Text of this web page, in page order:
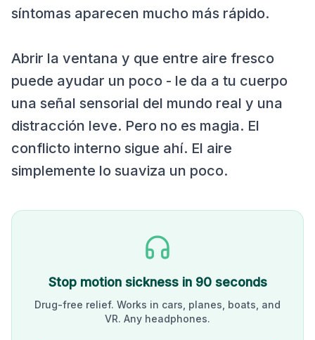
síntomas aparecen mucho más rápido.
Abrir la ventana y que entre aire fresco
puede ayudar un poco - le da a tu cuerpo
una señal sensorial del mundo real y una
distracción leve. Pero no es magia. El
conflicto interno sigue ahí. El aire
simplemente lo suaviza un poco.
Stop motion sickness in 90 seconds
Drug-free relief. Works in cars, planes, boats, and
VR. Any headphones.